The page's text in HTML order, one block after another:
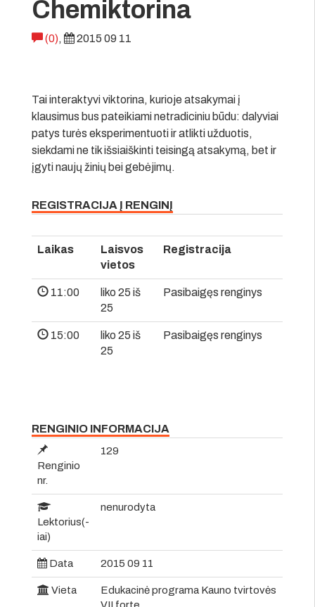
Chemiktorina
(0), 2015 09 11
Tai interaktyvi viktorina, kurioje atsakymai į
klausimus bus pateikiami netradiciniu būdu: dalyviai
patys turės eksperimentuoti ir atlikti užduotis,
siekdami ne tik išsiaiškinti teisingą atsakymą, bet ir
įgyti naujų žinių bei gebėjimų.
REGISTRACIJA Į RENGINĮ
Laikas
Laisvos
vietos
Registracija
11:00
liko 25 iš
25
Pasibaigęs renginys
15:00
liko 25 iš
25
Pasibaigęs renginys
RENGINIO INFORMACIJA
Renginio
nr.
129
Lektorius(-
iai)
nenurodyta
Data 2015 09 11
Vieta
Edukacinė programa Kauno tvirtovės